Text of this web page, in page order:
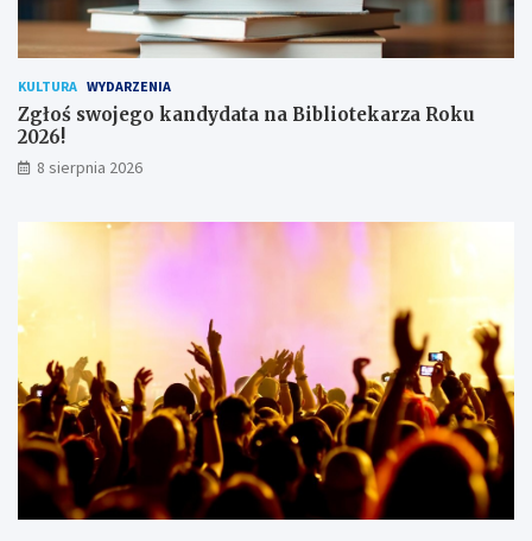
n
i
ó
w
KULTURA WYDARZENIA
Zgłoś swojego kandydata na Bibliotekarza Roku
2026!
8 sierpnia 2026